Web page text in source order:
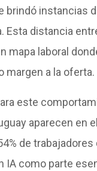
brindó instancias
Esta distancia
mapa laboral
margen a la oferta.
este
aparecen en
de
IA como parte